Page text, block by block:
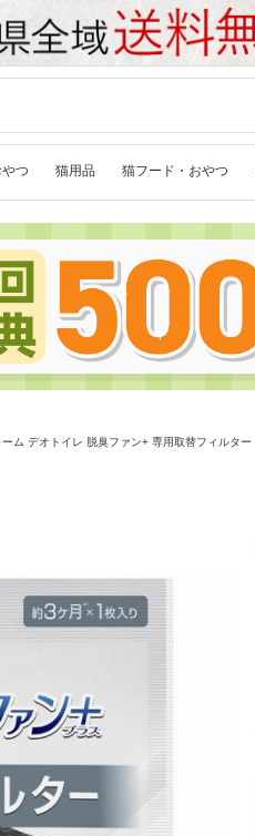
つ 猫用品 猫フード・おやつ
ム デオトイレ 脱臭ファン+ 専用取替フィルター